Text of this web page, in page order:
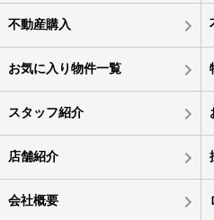
不動産購入
お気に入り物件一覧
スタッフ紹介
店舗紹介
会社概要